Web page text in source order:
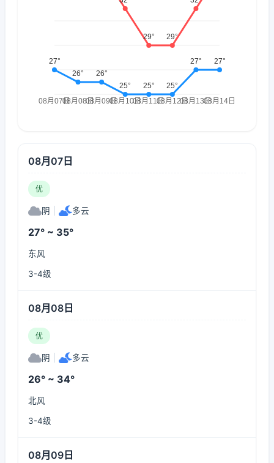
08月07日
优
阴 多云
27° ~ 35°
东风
3-4级
08月08日
优
阴 多云
26° ~ 34°
北风
3-4级
08月09日